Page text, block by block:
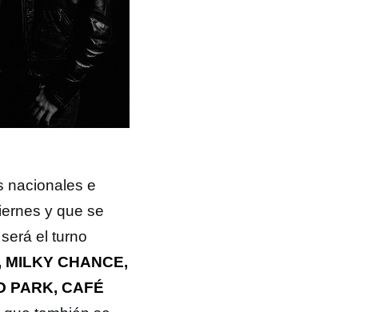
nacionales e
y que se
el turno
MILKY CHANCE,
PARK, CAFÉ